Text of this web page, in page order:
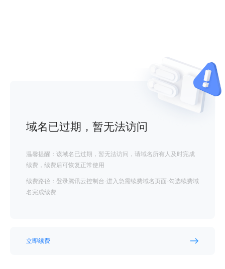
域名已过期，暂无法访问
温馨提醒：该域名已过期，暂无法访问，请域名所有人及时完成
续费，续费后可恢复正常使用
续费路径：登录腾讯云控制台-进入急需续费域名页面-勾选续费域
名完成续费
立即续费